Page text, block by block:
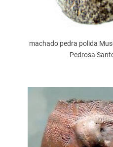
machado pedra polida
Pedrosa